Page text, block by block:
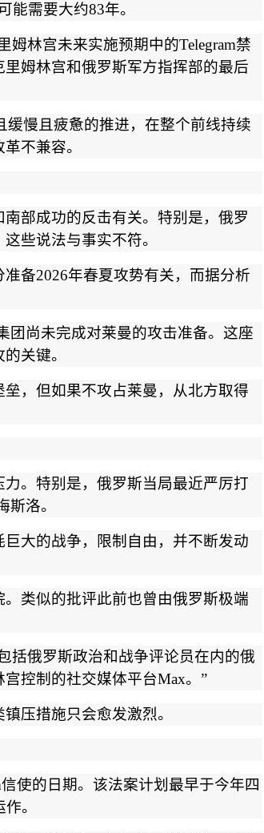
能需要大约83年。
姆林宫未来实施预期中的Telegram禁
姆林宫和俄罗斯军方指挥部的最后
缓慢且疲惫的推进，在整个前线持续
不兼容。
部成功的反击有关。特别是，俄罗
些说法与事实不符。
准备2026年春夏攻势有关，而据分析
团尚未完成对莱曼的攻击准备。这座
关键。
，但如果不攻占莱曼，从北方取得
。特别是，俄罗斯当局最近严厉打
斯洛。
大的战争，限制自由，并不断发动
类似的批评此前也曾由俄罗斯极端
括俄罗斯政治和战争评论员在内的俄
控制的社交媒体平台Max。 ”
压措施只会愈发激烈。
信使的日期。该法案计划最早于今年四
。